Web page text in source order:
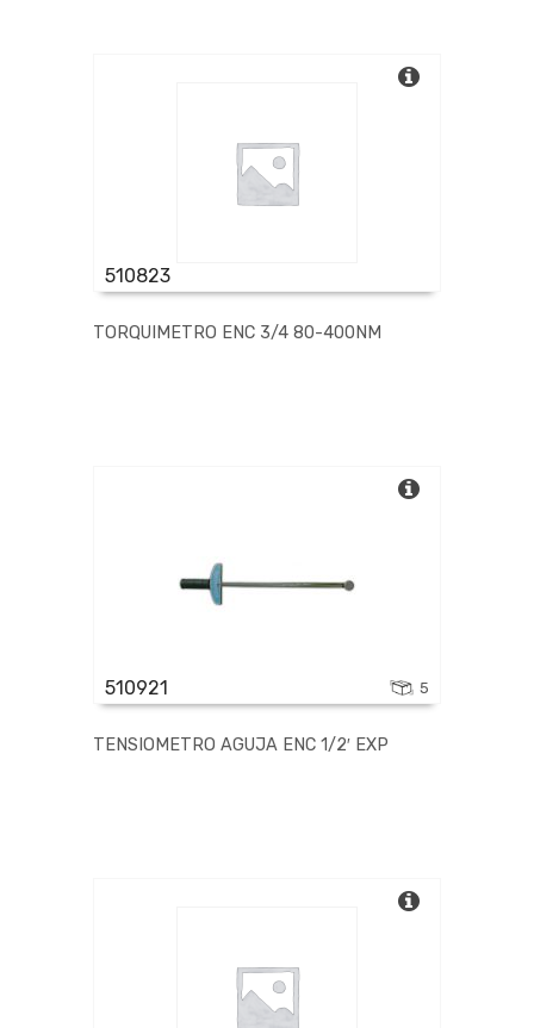
510823
TORQUIMETRO ENC 3/4 80-400NM
510921 5
TENSIOMETRO AGUJA ENC 1/2′ EXP